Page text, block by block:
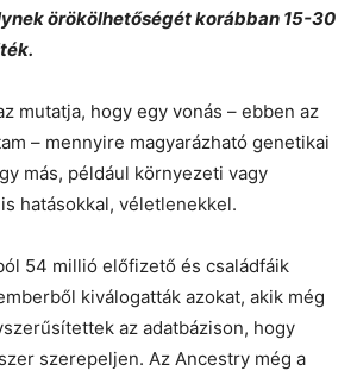
örökölhetőségét korábban 15-30
mutatja, hogy egy vonás – ebben az
– mennyire magyarázható genetikai
más, például környezeti vagy
hatásokkal, véletlenekkel.
54 millió előfizető és családfáik
kiválogatták azokat, akik még
az adatbázison, hogy
szerepeljen. Az Ancestry még a